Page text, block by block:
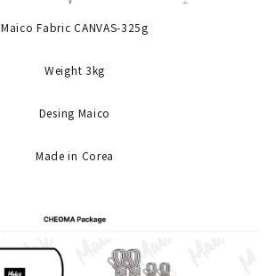
Maico Fabric CANVAS-325g
Weight 3kg
Desing Maico
Made in Corea